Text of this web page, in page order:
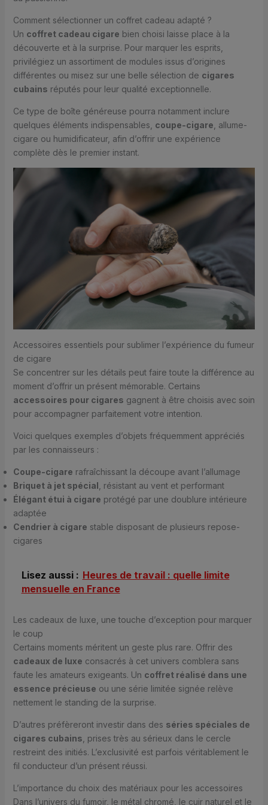
Comment sélectionner un coffret cadeau adapté ?
Un coffret cadeau cigare bien choisi laisse place à la
découverte et à la surprise. Pour marquer les esprits,
privilégiez un assortiment de modules issus d’origines
différentes ou misez sur une belle sélection de cigares
cubains réputés pour leur qualité exceptionnelle.
Ce type de boîte généreuse pourra notamment inclure
quelques éléments indispensables, coupe-cigare , allume-
cigare ou humidificateur, afin d’offrir une expérience
complète dès le premier instant.
Accessoires essentiels pour sublimer l’expérience du fumeur
de cigare
Se concentrer sur les détails peut faire toute la différence au
moment d’offrir un présent mémorable. Certains
accessoires pour cigares gagnent à être choisis avec soin
pour accompagner parfaitement votre intention.
Voici quelques exemples d’objets fréquemment appréciés
par les connaisseurs :
Coupe-cigare rafraîchissant la découpe avant l’allumage
Briquet à jet spécial, résistant au vent et performant
Élégant étui à cigare protégé par une doublure intérieure
adaptée
Cendrier à cigare stable disposant de plusieurs repose-
cigares
Lisez aussi : Heures de travail : quelle limite
mensuelle en France
Les cadeaux de luxe, une touche d’exception pour marquer
le coup
Certains moments méritent un geste plus rare. Offrir des
cadeaux de luxe consacrés à cet univers comblera sans
faute les amateurs exigeants. Un coffret réalisé dans une
essence précieuse ou une série limitée signée relève
nettement le standing de la surprise.
D’autres préfèreront investir dans des séries spéciales de
cigares cubains, prises très au sérieux dans le cercle
restreint des initiés. L’exclusivité est parfois véritablement le
fil conducteur d’un présent réussi.
L’importance du choix des matériaux pour les accessoires
Dans l’univers du fumoir, le métal chromé, le cuir naturel et le